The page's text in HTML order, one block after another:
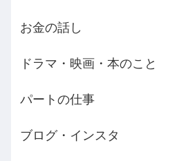
お金の話し
ドラマ・映画・本のこと
パートの仕事
ブログ・インスタ